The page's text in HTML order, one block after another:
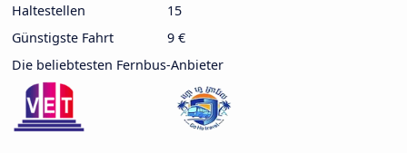
Haltestellen
15
Günstigste Fahrt
9 €
Die beliebtesten Fernbus-Anbieter